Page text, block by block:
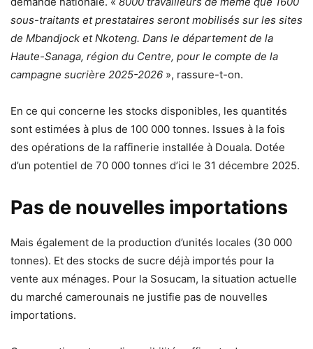
sous-traitants et prestataires seront mobilisés sur les sites
de Mbandjock et Nkoteng. Dans le département de la
Haute-Sanaga, région du Centre, pour le compte de la
campagne sucrière 2025-2026 », rassure-t-on.
En ce qui concerne les stocks disponibles, les quantités
sont estimées à plus de 100 000 tonnes. Issues à la fois
des opérations de la raffinerie installée à Douala. Dotée
d’un potentiel de 70 000 tonnes d’ici le 31 décembre 2025.
Pas de nouvelles importations
Mais également de la production d’unités locales (30 000
tonnes). Et des stocks de sucre déjà importés pour la
vente aux ménages. Pour la Sosucam, la situation actuelle
du marché camerounais ne justifie pas de nouvelles
importations.